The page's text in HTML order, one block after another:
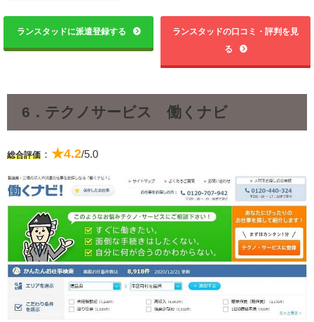
ランスタッドに派遣登録する ランスタッドの口コミ・評判を見
る
6．テクノサービス 働くナビ
総合評価 ： ★4.2/5.0